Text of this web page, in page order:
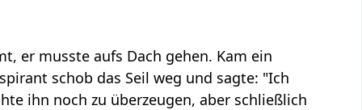
er musste aufs Dach gehen. Kam ein
schob das Seil weg und sagte: "Ich
ihn noch zu überzeugen, aber schließlich